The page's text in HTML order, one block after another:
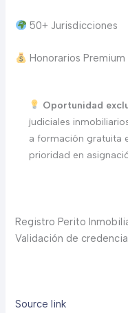
50+ Jurisdicciones
Honorarios Premium
Oportunidad
judiciales
a formación gratuita
prioridad en
Registro Perito
Validación de
Source link